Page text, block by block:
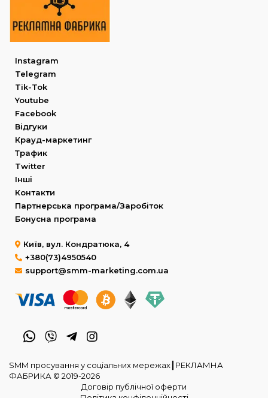
Instagram
Telegram
Tik-Tok
Youtube
Facebook
Відгуки
Крауд-маркетинг
Трафик
Twitter
Інші
Контакти
Партнерська програма/Заробіток
Бонусна програма
Київ, вул. Кондратюка, 4
+380(73)4950540
support@smm-marketing.com.ua
SMM просування у соціальних мережах┃РЕКЛАМНА
ФАБРИКА © 2019-2026
Договір публічної оферти